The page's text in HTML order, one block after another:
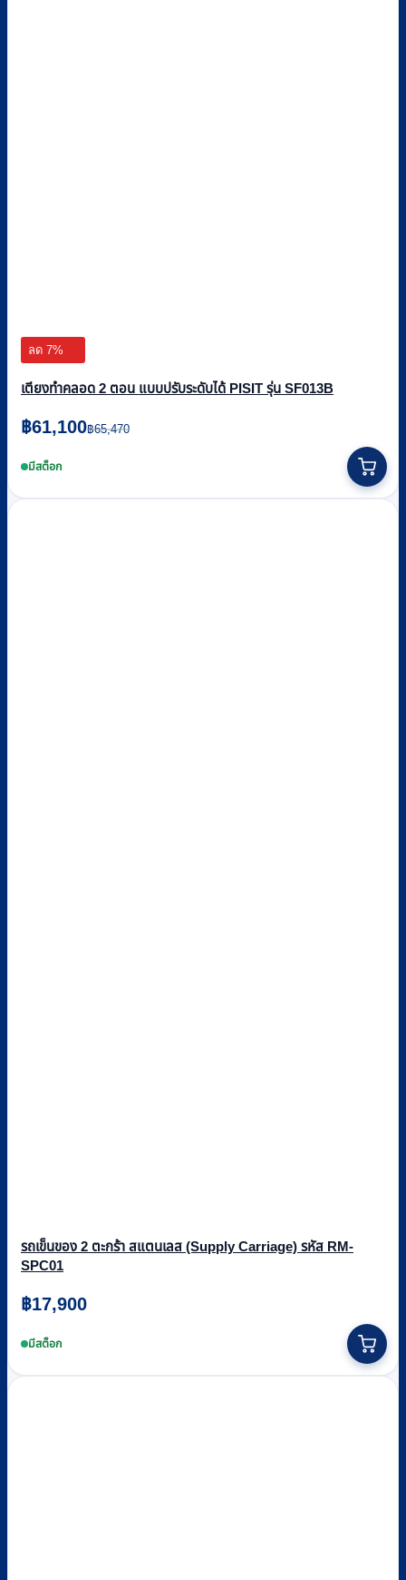
ลด 7%
เตียงทำคลอด 2 ตอน แบบปรับระดับได้ PISIT รุ่น SF013B
฿65,470
Original
price
was:
฿61,100
Current
price
is:มีสต็อก
รถเข็นของ 2 ตะกร้า สแตนเลส (Supply Carriage) รหัส RM-
SPC01
฿17,900
มีสต็อก